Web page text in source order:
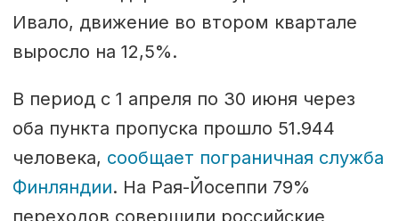
Ивало, движение во втором квартале
выросло на 12,5%.
В период с 1 апреля по 30 июня через
оба пункта пропуска прошло 51.944
человека, сообщает пограничная служба
Финляндии. На Рая-Йосеппи 79%
переходов совершили российские